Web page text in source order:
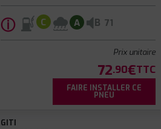
ⓘ C A B 71
Prix unitaire
72.90€TTC
FAIRE INSTALLER CE
PNEU
GITI